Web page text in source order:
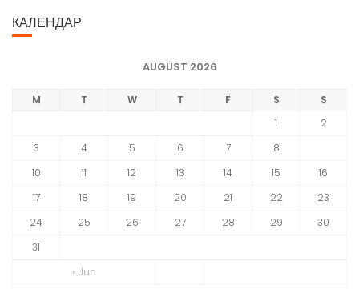
КАЛЕНДАР
AUGUST 2026
M T W T F S S
« Jun
1
2
3
4 5 6 7 8
10
11 12 13 14 15
16
17
18 19 20 21 22
23
24
25 26 27 28 29
30
31